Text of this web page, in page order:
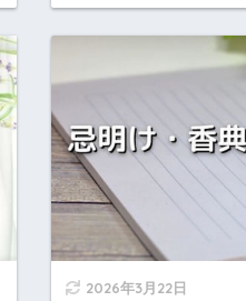
2026年3月22日